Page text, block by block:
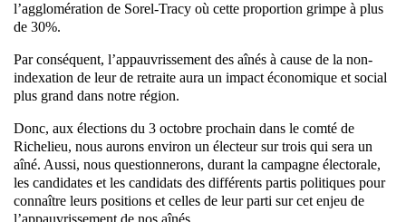
l’agglomération de Sorel-Tracy où cette proportion grimpe à plus
de 30%.
Par conséquent, l’appauvrissement des aînés à cause de la non-
indexation de leur de retraite aura un impact économique et social
plus grand dans notre région.
Donc, aux élections du 3 octobre prochain dans le comté de
Richelieu, nous aurons environ un électeur sur trois qui sera un
aîné. Aussi, nous questionnerons, durant la campagne électorale,
les candidates et les candidats des différents partis politiques pour
connaître leurs positions et celles de leur parti sur cet enjeu de